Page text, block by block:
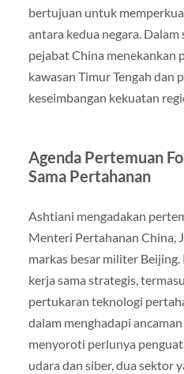
bertujuan untuk
antara kedua negara.
pejabat China menekankan
kawasan Timur Tengah dan
keseimbangan kekuatan
Agenda Pertemuan
Sama Pertahanan
Ashtiani mengadakan
Menteri Pertahanan China,
markas besar militer
kerja sama strategis,
pertukaran teknologi
dalam menghadapi
menyoroti perlunya
udara dan siber, dua sektor